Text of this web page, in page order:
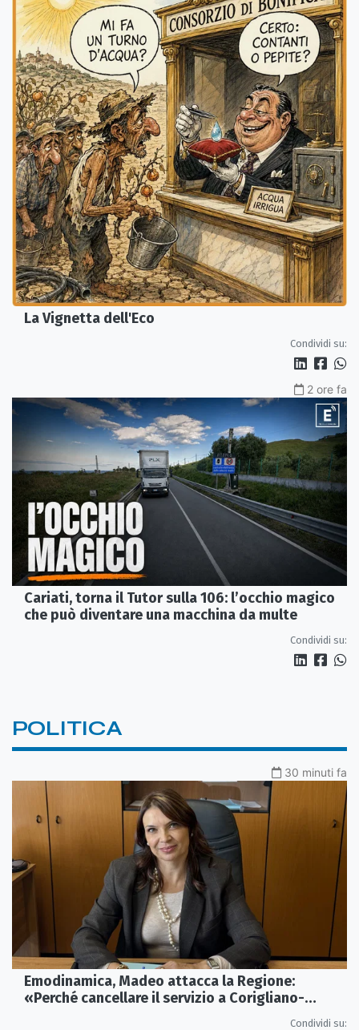
La Vignetta dell'Eco
Condividi su:
2 ore fa
Cariati, torna il Tutor sulla 106: l’occhio magico
che può diventare una macchina da multe
Condividi su:
POLITICA
30 minuti fa
Emodinamica, Madeo attacca la Regione:
«Perché cancellare il servizio a Corigliano-
Condividi su: